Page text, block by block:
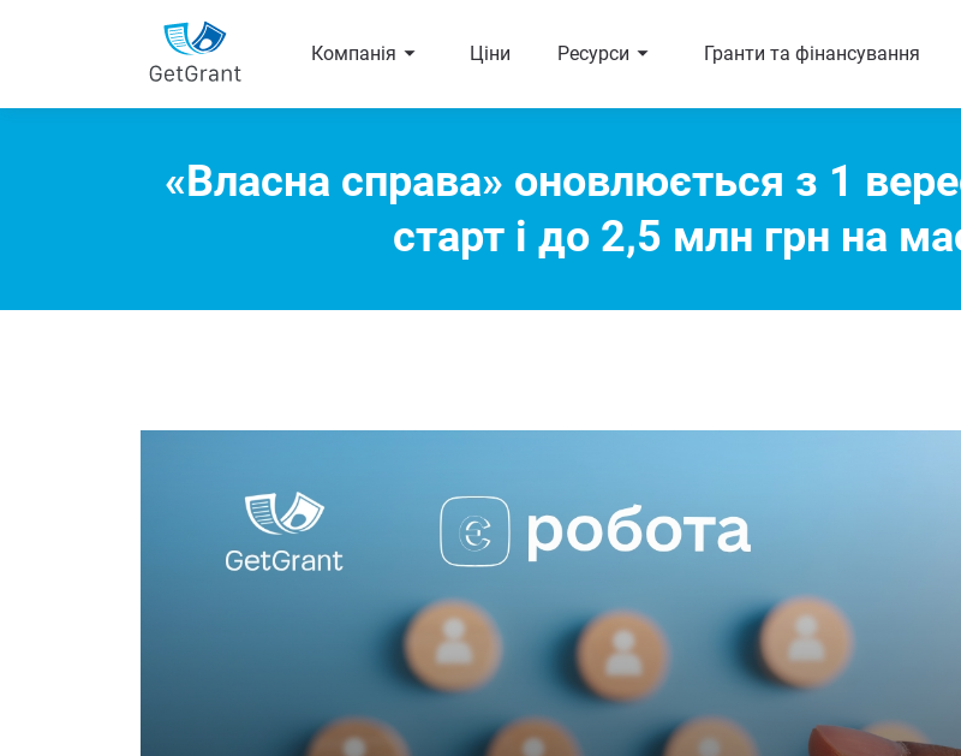
Компанія arrow_right Ціни Ресурси arrow_right Гранти та фінансування
«Власна справа» оновлюється з 1
старт і до 2,5 млн грн на